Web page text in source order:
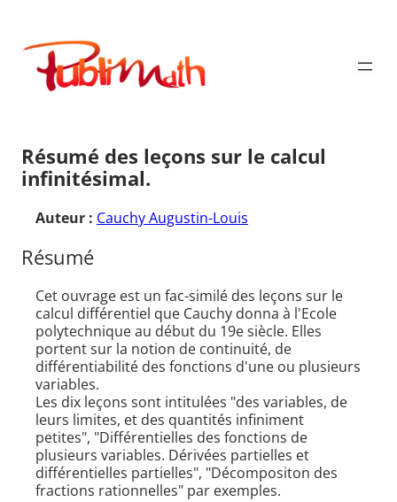
contenu
Publimath
Résumé des leçons sur le calcul
infinitésimal.
Auteur : Cauchy Augustin-Louis
Résumé
Cet ouvrage est un fac-similé des leçons sur le
calcul différentiel que Cauchy donna à l'Ecole
polytechnique au début du 19e siècle. Elles
portent sur la notion de continuité, de
différentiabilité des fonctions d'une ou plusieurs
variables.
Les dix leçons sont intitulées "des variables, de
leurs limites, et des quantités infiniment
petites", "Différentielles des fonctions de
plusieurs variables. Dérivées partielles et
différentielles partielles", "Décompositon des
fractions rationnelles" par exemples.